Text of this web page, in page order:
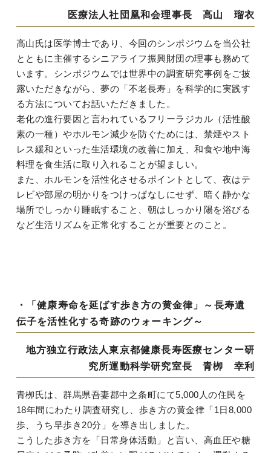
医療法人社団凰和会理事長 高山 瑠衣
高山氏は医学博士であり、今回のシンポジウムを当公社
とともに主催するシニアライフ振興財団の理事も務めて
います。シンポジウムでは世界中の調査研究事例をご披
露いただきながら、夢の「不老長寿」を科学的に実践す
る方法についてお話いただきました。
老化の進行要因と言われているフリーラジカル（活性酸
素の一種）やホルモン減少を防ぐためには、禁煙やスト
レス緩和といった生活環境の改善に加え、和食や地中海
料理を食生活に取り入れることが望ましい。
また、ホルモンを活性化させるポイントとして、夜はテ
レビや部屋の明かりをつけっぱなしにせず、暗く静かな
場所でしっかり睡眠すること、朝はしっかり陽を浴びる
など生活リズムを正常化することが重要とのこと。
・「健康寿命を延ばす歩き方の黄金律」～長寿遺
伝子を活性化する奇跡のウォーキング～
地方独立行政法人東京都健康長寿医療センター研
究所運動科学研究室長 青栁 幸利
青栁氏は、群馬県吾妻郡中之条町にて5,000人の住民を
18年間にわたり調査研究し、歩き方の黄金律「1日8,000
歩、うち早歩き20分」を導き出しました。
こうした歩き方を「日常身体活動」と言い、高血圧や糖